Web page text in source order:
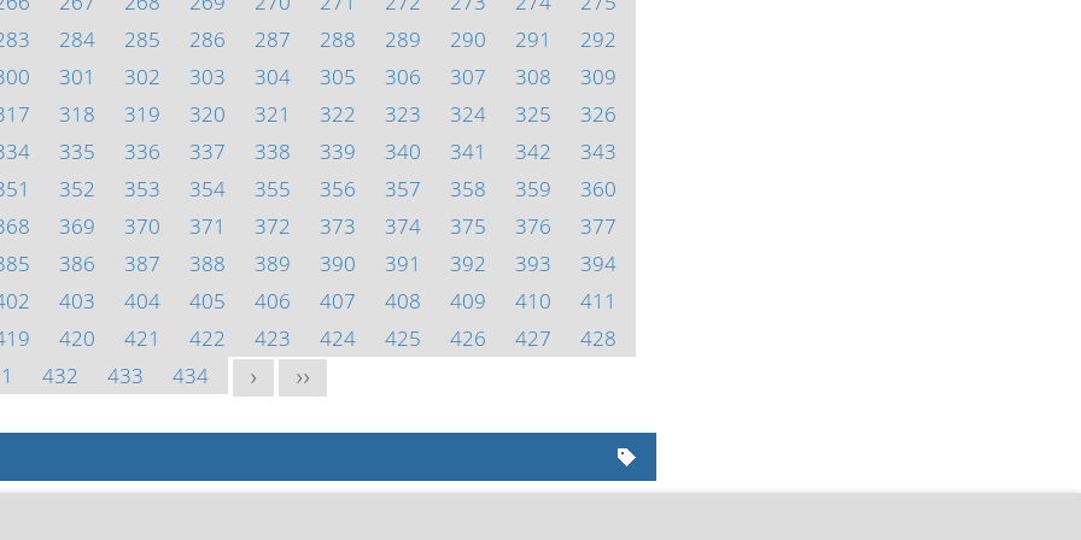
284 285 286 287 288 289 290 291
292
301 302 303 304 305 306 307 308
309
318 319 320 321 322 323 324 325
326
335 336 337 338 339 340 341 342
343
352 353 354 355 356 357 358 359
360
369 370 371 372 373 374 375 376
377
386 387 388 389 390 391 392 393
394
403 404 405 406 407 408 409 410
411
420 421 422 423 424 425 426 427
428
432 433 434 > >>